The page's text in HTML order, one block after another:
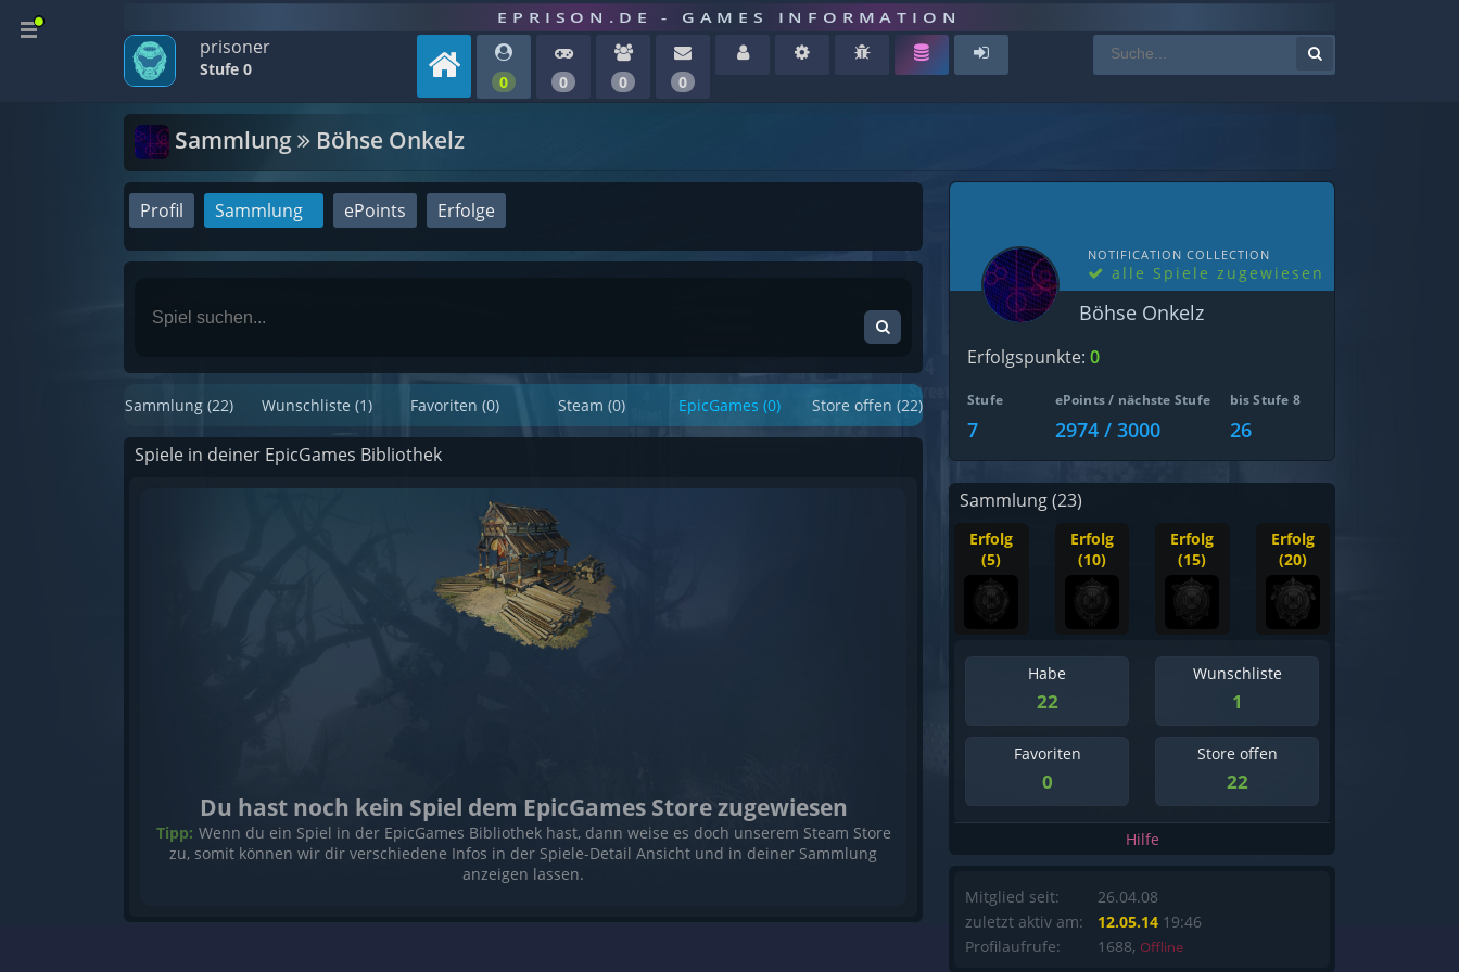
EPRISON.DE - GAMES INFORMATION
prisoner
Stufe 0
0 0 0 0
Sammlung Böhse Onkelz
Profil Sammlung ePoints Erfolge
Sammlung (22) Wunschliste (1) Favoriten (0) Steam (0) EpicGames (0) Store offen (22)
Spiele in deiner EpicGames Bibliothek
Du hast noch kein Spiel dem EpicGames Store zugewiesen
Tipp: Wenn du ein Spiel in der EpicGames Bibliothek hast, dann weise es doch unserem Steam Store
zu, somit können wir dir verschiedene Infos in der Spiele-Detail Ansicht und in deiner Sammlung
anzeigen lassen.
NOTIFICATION COLLECTION
alle Spiele zugewiesen
Böhse Onkelz
Erfolgspunkte: 0
Stufe
7
ePoints / nächste Stufe
2974 / 3000
bis Stufe 8
26
Sammlung (23)
Erfolg
(5)
Erfolg
(10)
Erfolg
(15)
Erfolg
(20)
Habe
22
Wunschliste
1
Favoriten
0
Store offen
22
Hilfe
Mitglied seit:
zuletzt aktiv am:
Profilaufrufe:
26.04.08
12.05.14 19:46
1688, Offline